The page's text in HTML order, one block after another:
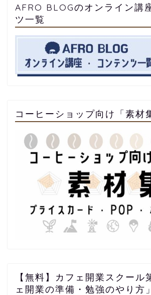
AFRO BLOGのオンライン講
ツ一覧
コーヒーショップ向け「素材
【無料】カフェ開業スクール
ェ開業の準備・勉強のやり方」